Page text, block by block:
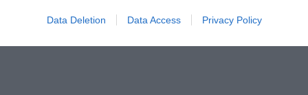
Data Deletion Data Access Privacy Policy
07.08.2026 | 15:30
Νέα αποκάλυψη του evima: Αυτές